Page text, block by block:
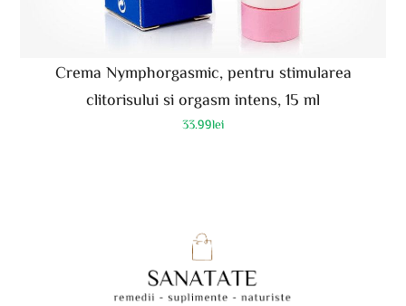
Crema Nymphorgasmic, pentru stimularea
clitorisului si orgasm intens, 15 ml
33.99lei